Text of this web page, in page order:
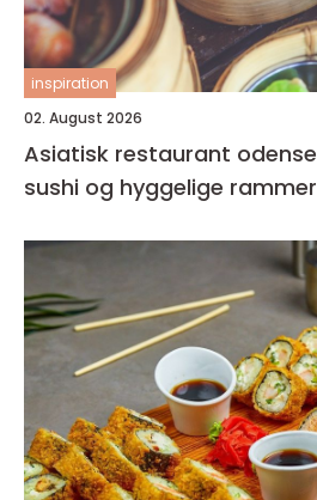
inspiration
02. August 2026
Asiatisk restaurant odense guide til buffet,
sushi og hyggelige rammer